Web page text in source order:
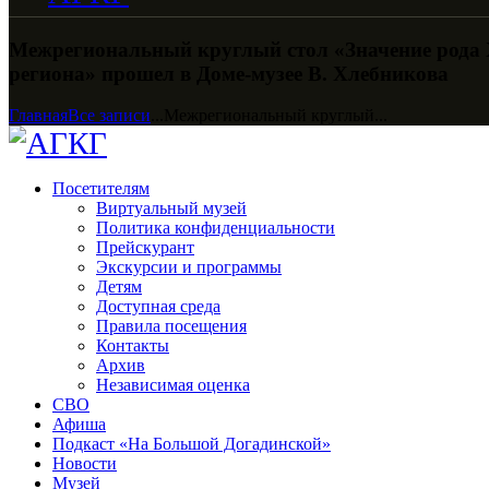
ГлавнаяВсе записи
Посетителям
Виртуальный музей
Политика конфиденциальности
Прейскурант
Экскурсии и программы
Детям
Доступная среда
Правила посещения
Контакты
Архив
Независимая оценка
СВО
Афиша
Подкаст «На Большой Догадинской»
Новости
Музей